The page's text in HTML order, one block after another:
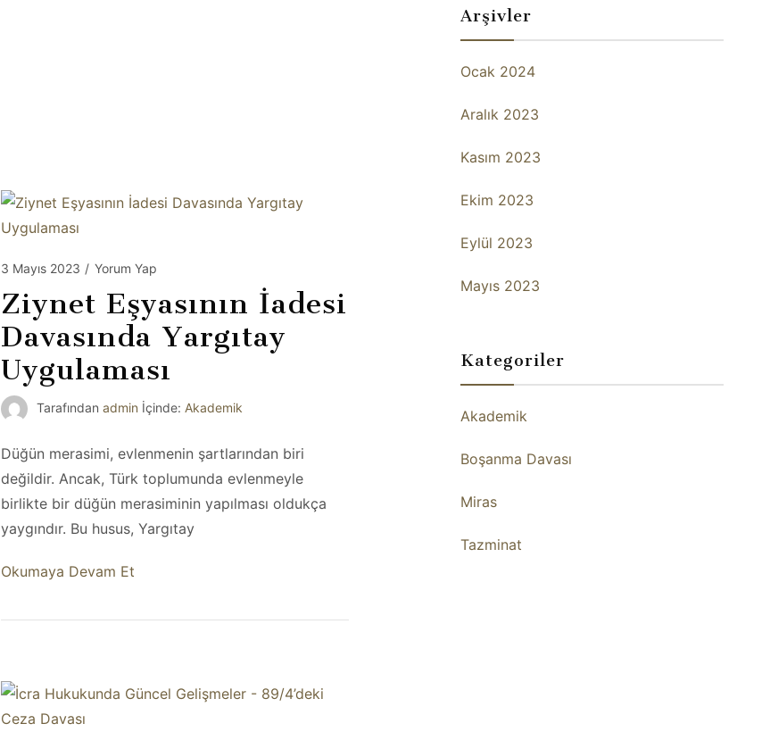
3 Mayıs 2023 / Yorum Yap
Ziynet Eşyasının İadesi
Davasında Yargıtay
Uygulaması
Tarafından admin İçinde: Akademik
Düğün merasimi, evlenmenin şartlarından biri
değildir. Ancak, Türk toplumunda evlenmeyle
birlikte bir düğün merasiminin yapılması oldukça
yaygındır. Bu husus, Yargıtay
Okumaya Devam Et
Arşivler
Ocak 2024
Aralık 2023
Kasım 2023
Ekim 2023
Eylül 2023
Mayıs 2023
Kategoriler
Akademik
Boşanma Davası
Miras
Tazminat